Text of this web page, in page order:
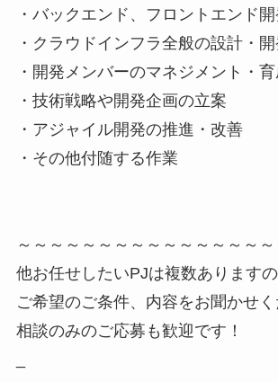
・バックエンド、フロントエンド開
・クラウドインフラ全般の設計・開
・開発メンバーのマネジメント・
・技術戦略や開発企画の立案
・アジャイル開発の推進・改善
・その他付随する作業
～～～～～～～～～～～～～～～～
他お任せしたいPJは複数ありますの
ご希望のご条件、内容をお聞かせく
相談のみのご応募も歓迎です！